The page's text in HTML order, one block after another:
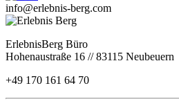
info@erlebnis-berg.com
ErlebnisBerg Büro
Hohenaustraße 16 // 83115 Neubeuern
+49 170 161 64 70